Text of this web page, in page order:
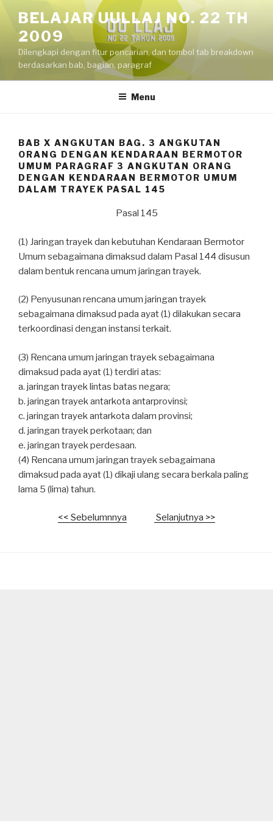
content
BELAJAR UULLAJ NO. 22 TH
2009
Dilengkapi dengan fitur pencarian, dan tombol tab breakdown
berdasarkan bab, bagian, paragraf
Menu
BAB X ANGKUTAN BAG. 3 ANGKUTAN
ORANG DENGAN KENDARAAN BERMOTOR
UMUM PARAGRAF 3 ANGKUTAN ORANG
DENGAN KENDARAAN BERMOTOR UMUM
DALAM TRAYEK PASAL 145
Pasal 145
(1) Jaringan trayek dan kebutuhan Kendaraan Bermotor
Umum sebagaimana dimaksud dalam Pasal 144 disusun
dalam bentuk rencana umum jaringan trayek.
(2) Penyusunan rencana umum jaringan trayek
sebagaimana dimaksud pada ayat (1) dilakukan secara
terkoordinasi dengan instansi terkait.
(3) Rencana umum jaringan trayek sebagaimana
dimaksud pada ayat (1) terdiri atas:
a. jaringan trayek lintas batas negara;
b. jaringan trayek antarkota antarprovinsi;
c. jaringan trayek antarkota dalam provinsi;
d. jaringan trayek perkotaan; dan
e. jaringan trayek perdesaan.
(4) Rencana umum jaringan trayek sebagaimana
dimaksud pada ayat (1) dikaji ulang secara berkala paling
lama 5 (lima) tahun.
<< Sebelumnnya Selanjutnya >>